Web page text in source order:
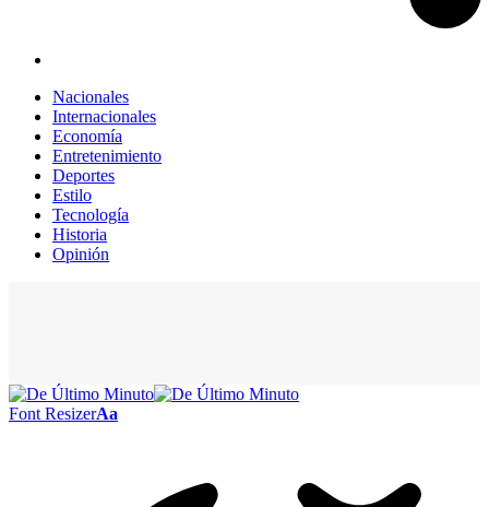
Nacionales
Internacionales
Economía
Entretenimiento
Deportes
Estilo
Tecnología
Historia
Opinión
Font ResizerAa